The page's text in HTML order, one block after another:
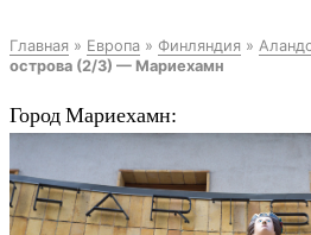
Главная » Европа » Финляндия »
острова (2/3) — Мариехамн
Город Мариехамн: